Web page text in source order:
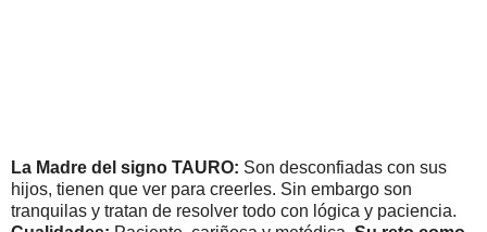
La Madre del signo TAURO: Son desconfiadas con sus
hijos, tienen que ver para creerles. Sin embargo son
tranquilas y tratan de resolver todo con lógica y paciencia.